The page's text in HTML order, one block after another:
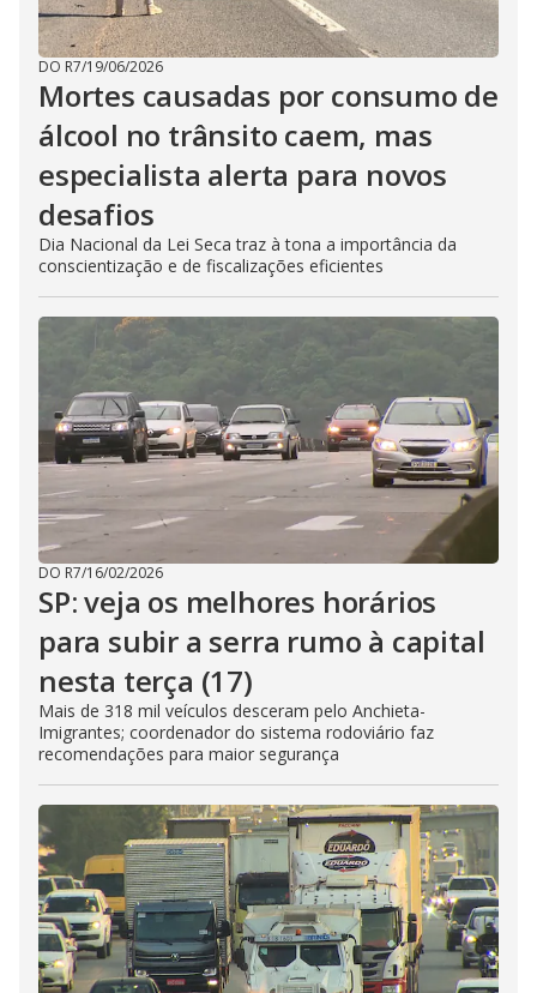
DO R7/19/06/2026
Mortes causadas por consumo de
álcool no trânsito caem, mas
especialista alerta para novos
desafios
Dia Nacional da Lei Seca traz à tona a importância da
conscientização e de fiscalizações eficientes
DO R7/16/02/2026
SP: veja os melhores horários
para subir a serra rumo à capital
nesta terça (17)
Mais de 318 mil veículos desceram pelo Anchieta-
Imigrantes; coordenador do sistema rodoviário faz
recomendações para maior segurança